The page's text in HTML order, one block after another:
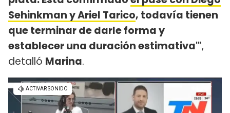
Sehinkman y Ariel Tarico, todavía tienen
que terminar de darle forma y
establecer una duración estimativa'",
detalló Marina.